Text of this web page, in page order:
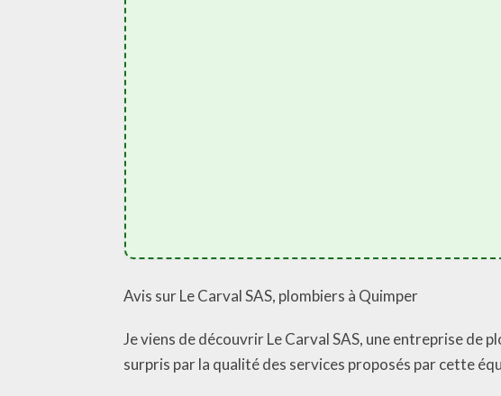
Avis sur Le Carval SAS, plombiers à Quimper
Je viens de découvrir Le Carval SAS, une entreprise de
surpris par la qualité des services proposés par cette